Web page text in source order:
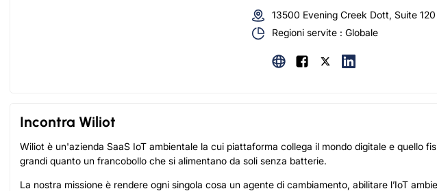
13500 Evening Creek Dott, Suite
Regioni servite : Globale
Incontra Wiliot
Wiliot è un'azienda SaaS IoT ambientale la cui piattaforma collega il mondo digitale e quello
grandi quanto un francobollo che si alimentano da soli senza batterie.
La nostra missione è rendere ogni singola cosa un agente di cambiamento, abilitare l’IoT